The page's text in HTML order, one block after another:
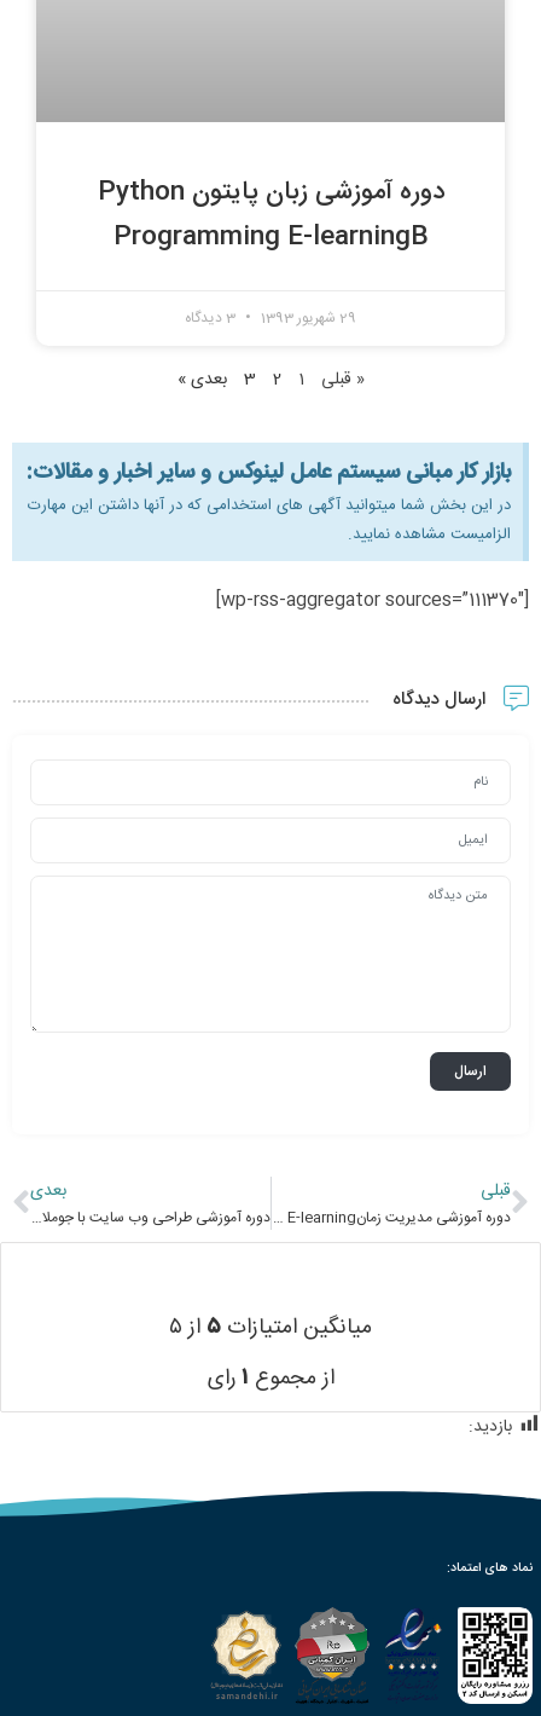
دوره آموزشی زبان پایتون Python
Programming E-learningB
29 شهریور 1393
« قبلی 1
2
3 بعدی »
بازار کار مبانی سیستم عامل لینوکس و سایر اخبار و مقالات:
در این بخش شما میتوانید آگهی های استخدامی که در آنها داشتن این مهارت
الزامیست مشاهده نمایید.
[wp-rss-aggregator sources=”111370″]
ارسال دیدگاه
قبلی
دوره آموزشی مدیریت زمانTime Management E-learning
بعدی
دوره آموزشی طراحی وب سایت با جوملا Website Design with Joomla E-learning
میانگین امتیازات ۵ از ۵
از مجموع ۱رای
بازدید: